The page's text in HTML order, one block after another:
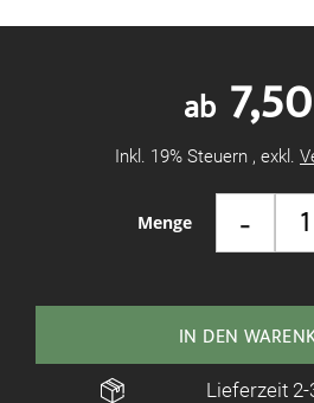
Menge -
ab
Inkl. 19% Steuern , exkl.
IN DEN
Lieferzeit 2-